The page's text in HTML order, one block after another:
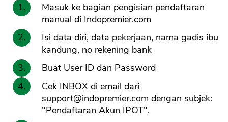
Masuk ke bagian pengisian pendaftaran
manual di Indopremier.com
Isi data diri, data pekerjaan, nama gadis ibu
kandung, no rekening bank
Buat User ID dan Password
Cek INBOX di email dari
support@indopremier.com dengan subjek:
"Pendaftaran Akun IPOT".